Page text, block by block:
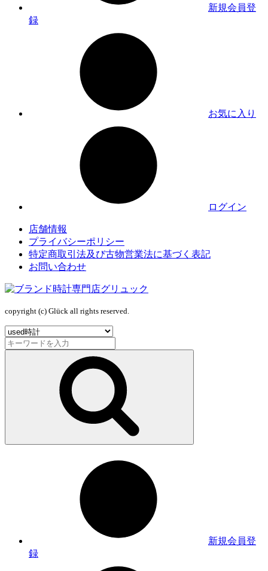
新規会員登
録
お気に入り
ログイン
店舗情報
プライバシーポリシー
特定商取引法及び古物営業法に基づく表記
お問い合わせ
copyright (c) Glück all rights reserved.
新規会員登
録